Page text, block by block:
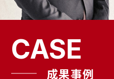
CASE
成果事例